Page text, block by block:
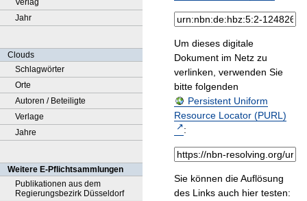
Verlag
Jahr
Clouds
Schlagwörter
Orte
Autoren / Beteiligte
Verlage
Jahre
Weitere E-Pflichtsammlungen
Publikationen aus dem
Regierungsbezirk Düsseldorf
Um dieses digitale
Dokument im Netz zu
verlinken, verwenden Sie
bitte folgenden
Persistent Uniform
Resource Locator (PURL)
:
Sie können die Auflösung
des Links auch hier testen: